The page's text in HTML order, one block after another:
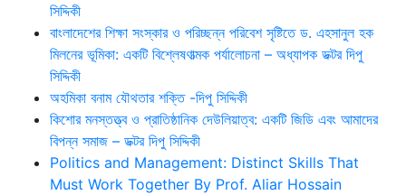
সিদ্দিকী
বাংলাদেশের শিক্ষা সংস্কার ও পরিচ্ছন্ন পরিবেশ সৃষ্টিতে ড. এহসানুল হক
মিলনের ভূমিকা: একটি বিশ্লেষণাত্মক পর্যালোচনা – অধ্যাপক ডক্টর দিপু
সিদ্দিকী
অহমিকা বনাম যৌথতার শক্তি -দিপু সিদ্দিকী
কিশোর মনস্তত্ত্ব ও প্রাতিষ্ঠানিক দেউলিয়াত্ব: একটি জিডি এবং আমাদের
বিপন্ন সমাজ – ডক্টর দিপু সিদ্দিকী
Politics and Management: Distinct Skills That
Must Work Together By Prof. Aliar Hossain